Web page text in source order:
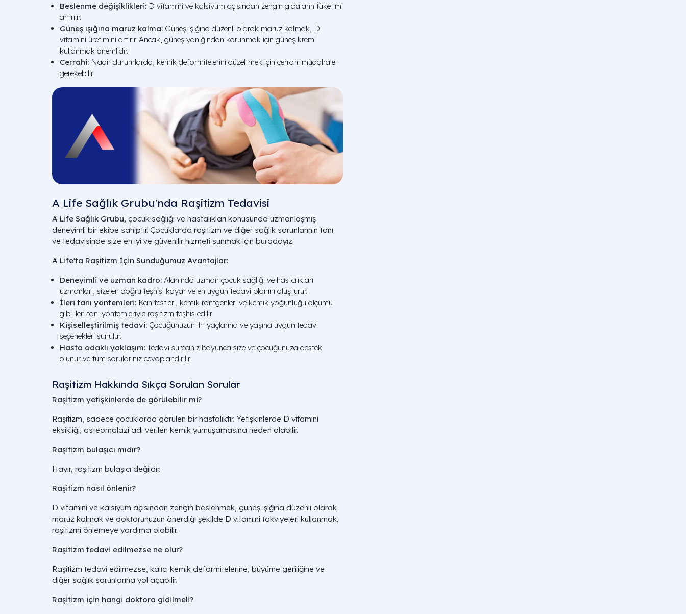
Beslenme değişiklikleri: D vitamini ve kalsiyum açısından zengin gıdaların tüketimi
artırılır.
Güneş ışığına maruz kalma: Güneş ışığına düzenli olarak maruz kalmak, D
vitamini üretimini artırır. Ancak, güneş yanığından korunmak için güneş kremi
kullanmak önemlidir.
Cerrahi: Nadir durumlarda, kemik deformitelerini düzeltmek için cerrahi müdahale
gerekebilir.
A Life Sağlık Grubu'nda Raşitizm Tedavisi
A Life Sağlık Grubu, çocuk sağlığı ve hastalıkları konusunda uzmanlaşmış
deneyimli bir ekibe sahiptir. Çocuklarda raşitizm ve diğer sağlık sorunlarının tanı
ve tedavisinde size en iyi ve güvenilir hizmeti sunmak için buradayız.
A Life'ta Raşitizm İçin Sunduğumuz Avantajlar:
Deneyimli ve uzman kadro: Alanında uzman çocuk sağlığı ve hastalıkları
uzmanları, size en doğru teşhisi koyar ve en uygun tedavi planını oluşturur.
İleri tanı yöntemleri: Kan testleri, kemik röntgenleri ve kemik yoğunluğu ölçümü
gibi ileri tanı yöntemleriyle raşitizm teşhis edilir.
Kişiselleştirilmiş tedavi: Çocuğunuzun ihtiyaçlarına ve yaşına uygun tedavi
seçenekleri sunulur.
Hasta odaklı yaklaşım: Tedavi süreciniz boyunca size ve çocuğunuza destek
olunur ve tüm sorularınız cevaplandırılır.
Raşitizm Hakkında Sıkça Sorulan Sorular
Raşitizm yetişkinlerde de görülebilir mi?
Raşitizm, sadece çocuklarda görülen bir hastalıktır. Yetişkinlerde D vitamini
eksikliği, osteomalazi adı verilen kemik yumuşamasına neden olabilir.
Raşitizm bulaşıcı mıdır?
Hayır, raşitizm bulaşıcı değildir.
Raşitizm nasıl önlenir?
D vitamini ve kalsiyum açısından zengin beslenmek, güneş ışığına düzenli olarak
maruz kalmak ve doktorunuzun önerdiği şekilde D vitamini takviyeleri kullanmak,
raşitizmi önlemeye yardımcı olabilir.
Raşitizm tedavi edilmezse ne olur?
Raşitizm tedavi edilmezse, kalıcı kemik deformitelerine, büyüme geriliğine ve
diğer sağlık sorunlarına yol açabilir.
Raşitizm için hangi doktora gidilmeli?